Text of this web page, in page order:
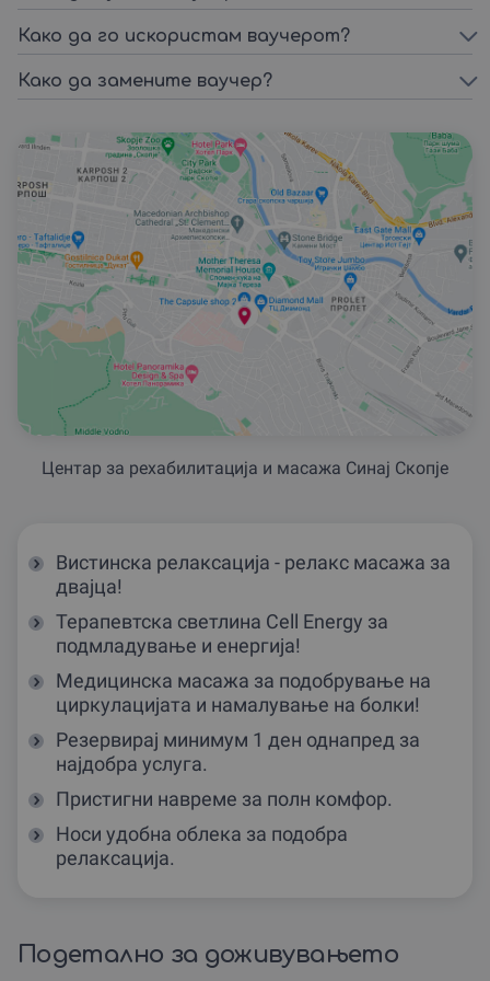
Како да го искористам ваучерот?
Како да замените ваучер?
Центар за рехабилитација и масажа Синај Скопје
Вистинска релаксација - релакс масажа за
двајца!
Терапевтска светлина Cell Energy за
подмладување и енергија!
Медицинска масажа за подобрување на
циркулацијата и намалување на болки!
Резервирај минимум 1 ден однапред за
најдобра услуга.
Пристигни навреме за полн комфор.
Носи удобна облека за подобра
релаксација.
Подетално за доживувањето